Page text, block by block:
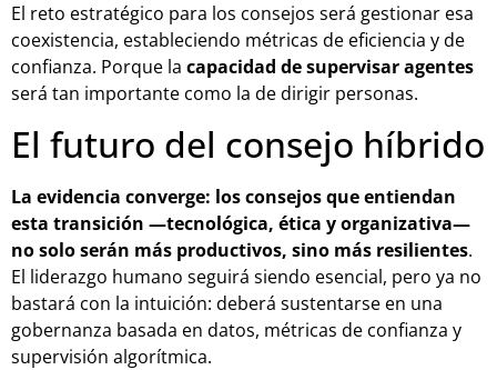
El reto estratégico para los consejos será gestionar esa
coexistencia, estableciendo métricas de eficiencia y de
confianza. Porque la capacidad de supervisar agentes
será tan importante como la de dirigir personas.
El futuro del consejo híbrido
La evidencia converge: los consejos que entiendan
esta transición —tecnológica, ética y organizativa—
no solo serán más productivos, sino más resilientes.
El liderazgo humano seguirá siendo esencial, pero ya no
bastará con la intuición: deberá sustentarse en una
gobernanza basada en datos, métricas de confianza y
supervisión algorítmica.